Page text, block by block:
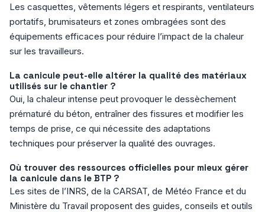
Les casquettes, vêtements légers et respirants, ventilateurs
portatifs, brumisateurs et zones ombragées sont des
équipements efficaces pour réduire l’impact de la chaleur
sur les travailleurs.
La canicule peut-elle altérer la qualité des matériaux
utilisés sur le chantier ?
Oui, la chaleur intense peut provoquer le dessèchement
prématuré du béton, entraîner des fissures et modifier les
temps de prise, ce qui nécessite des adaptations
techniques pour préserver la qualité des ouvrages.
Où trouver des ressources officielles pour mieux gérer
la canicule dans le BTP ?
Les sites de l’INRS, de la CARSAT, de Météo France et du
Ministère du Travail proposent des guides, conseils et outils